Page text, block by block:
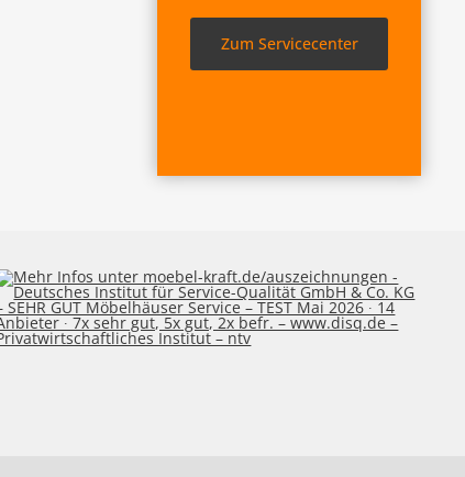
Zum Servicecenter